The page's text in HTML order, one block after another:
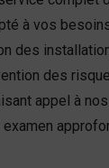
à vos
des
des
appel à
examen